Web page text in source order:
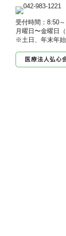
受付時間：8:50
月曜日〜金曜日
※土日、年末年